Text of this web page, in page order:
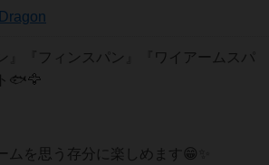
』『フィンスパン』『ワイアームスパ
🐟️🦅
ムを思う存分に楽しめます😁✨